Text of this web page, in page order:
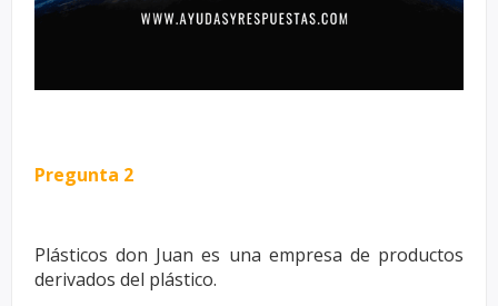
Pregunta 2
Plásticos don Juan es una empresa de productos
derivados del plástico.